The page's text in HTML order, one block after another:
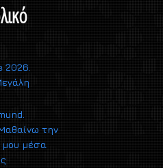
2026.
την
μου μέσα